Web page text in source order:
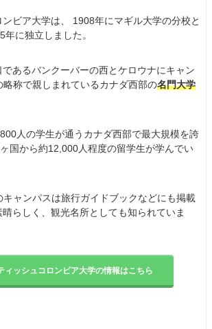
ビア大学は、 1908年にマギル大学の分校と
年に独立しました。
あるバンクーバーの西とケロウナにキャン
略称で親しまれているカナダ西部の名門大学
人の学生が通うカナダ西部で最大規模を誇
国から約12,000人程度の留学生が学んでい
キャンパスは旅行ガイドブックなどにも掲載
らしく、観光名所としても知られていま
ィッシュコロンビア大学の情報はこちら